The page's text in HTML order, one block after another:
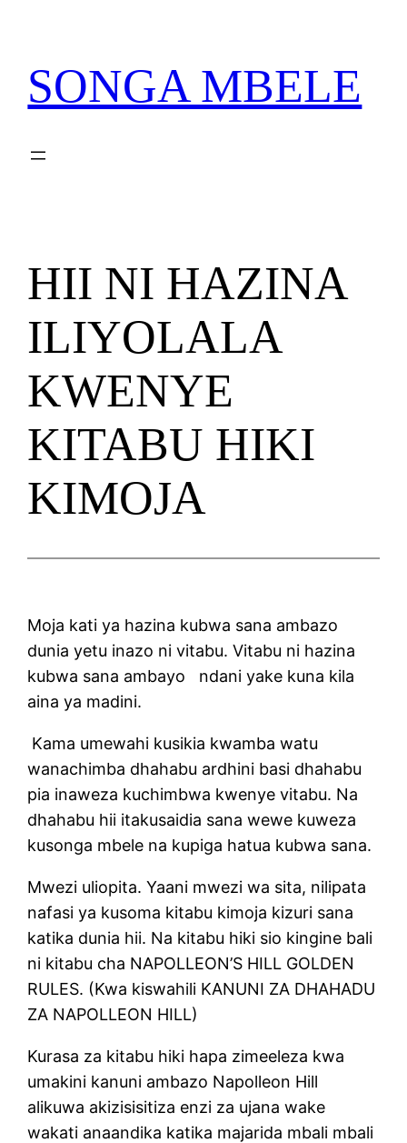
content
SONGA MBELE
HII NI HAZINA
ILIYOLALA
KWENYE
KITABU HIKI
KIMOJA
Moja kati ya hazina kubwa sana ambazo
dunia yetu inazo ni vitabu. Vitabu ni hazina
kubwa sana ambayo ndani yake kuna kila
aina ya madini.
Kama umewahi kusikia kwamba watu
wanachimba dhahabu ardhini basi dhahabu
pia inaweza kuchimbwa kwenye vitabu. Na
dhahabu hii itakusaidia sana wewe kuweza
kusonga mbele na kupiga hatua kubwa sana.
Mwezi uliopita. Yaani mwezi wa sita, nilipata
nafasi ya kusoma kitabu kimoja kizuri sana
katika dunia hii. Na kitabu hiki sio kingine bali
ni kitabu cha NAPOLLEON’S HILL GOLDEN
RULES. (Kwa kiswahili KANUNI ZA DHAHADU
ZA NAPOLLEON HILL)
Kurasa za kitabu hiki hapa zimeeleza kwa
umakini kanuni ambazo Napolleon Hill
alikuwa akizisisitiza enzi za ujana wake
wakati anaandika katika majarida mbali mbali